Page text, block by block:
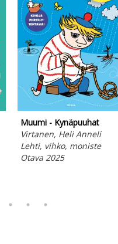
Muumi - Kynäpuuhat
Virtanen, Heli Anneli
Lehti, vihko, moniste
Otava 2025